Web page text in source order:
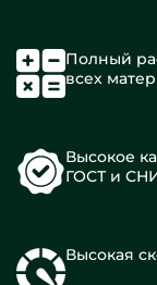
Полный
всех
Высокое
ГОСТ и
Высокая